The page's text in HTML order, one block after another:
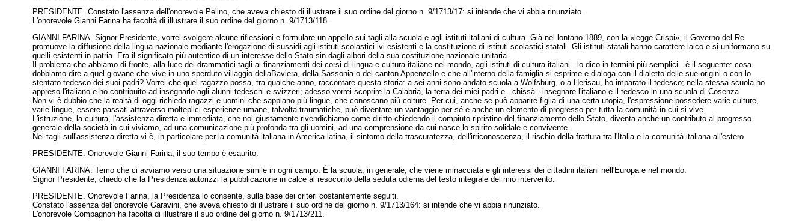
PRESIDENTE. Constato l'assenza dell'onorevole Pelino, che aveva chiesto di illustrare il suo ordine del giorno n. 9/1713/17: si intende che vi abbia rinunziato.
L'onorevole Gianni Farina ha facoltà di illustrare il suo ordine del giorno n. 9/1713/118.
GIANNI FARINA. Signor Presidente, vorrei svolgere alcune riflessioni e formulare un appello sui tagli alla scuola e agli istituti italiani di cultura. Già nel lontano 1889, con la «legge Crispi», il Governo del Re
promuove la diffusione della lingua nazionale mediante l'erogazione di sussidi agli istituti scolastici ivi esistenti e la costituzione di istituti scolastici statali. Gli istituti statali hanno carattere laico e si uniformano su
quelli esistenti in patria. Era il significato più autentico di un interesse dello Stato sin dagli albori della sua costituzione nazionale unitaria.
Il problema che abbiamo di fronte, alla luce dei drammatici tagli ai finanziamenti dei corsi di lingua e cultura italiane nel mondo, agli istituti di cultura italiani - lo dico in termini più semplici - è il seguente: cosa
dobbiamo dire a quel giovane che vive in uno sperduto villaggio dellaBaviera, della Sassonia o del canton Appenzello e che all'interno della famiglia si esprime e dialoga con il dialetto delle sue origini o con lo
stentato tedesco dei suoi padri? Vorrei che quel ragazzo possa, tra qualche anno, raccontare questa storia: a sei anni sono andato scuola a Wolfsburg, o a Herisau, ho imparato il tedesco; nella stessa scuola ho
appreso l'italiano e ho contribuito ad insegnarlo agli alunni tedeschi e svizzeri; adesso vorrei scoprire la Calabria, la terra dei miei padri e - chissà - insegnare l'italiano e il tedesco in una scuola di Cosenza.
Non vi è dubbio che la realtà di oggi richieda ragazzi e uomini che sappiano più lingue, che conoscano più colture. Per cui, anche se può apparire figlia di una certa utopia, l'espressione possedere varie culture,
varie lingue, essere passati attraverso molteplici esperienze umane, talvolta traumatiche, può diventare un vantaggio per sé e anche un elemento di progresso per tutta la comunità in cui si vive.
L'istruzione, la cultura, l'assistenza diretta e immediata, che noi giustamente rivendichiamo come diritto chiedendo il compiuto ripristino del finanziamento dello Stato, diventa anche un contributo al progresso
generale della società in cui viviamo, ad una comunicazione più profonda tra gli uomini, ad una comprensione da cui nasce lo spirito solidale e convivente.
Nei tagli sull'assistenza diretta vi è, in particolare per la comunità italiana in America latina, il sintomo della trascuratezza, dell'irriconoscenza, il rischio della frattura tra l'Italia e la comunità italiana all'estero.
PRESIDENTE. Onorevole Gianni Farina, il suo tempo è esaurito.
GIANNI FARINA. Temo che ci avviamo verso una situazione simile in ogni campo. È la scuola, in generale, che viene minacciata e gli interessi dei cittadini italiani nell'Europa e nel mondo.
Signor Presidente, chiedo che la Presidenza autorizzi la pubblicazione in calce al resoconto della seduta odierna del testo integrale del mio intervento.
PRESIDENTE. Onorevole Farina, la Presidenza lo consente, sulla base dei criteri costantemente seguiti.
Constato l'assenza dell'onorevole Garavini, che aveva chiesto di illustrare il suo ordine del giorno n. 9/1713/164: si intende che vi abbia rinunziato.
L'onorevole Compagnon ha facoltà di illustrare il suo ordine del giorno n. 9/1713/211.